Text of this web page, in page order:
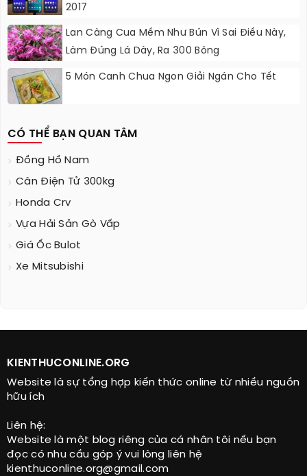
2017
Lan Càng Cua Mềm Như Bún Vì Sai Điều Này,
Làm Đúng Lá Dày, Ra 300 Bông
5 Món Canh Chua Ngon Giải Ngán Cho Tết
CÓ THỂ BẠN QUAN TÂM
Đồng Hồ Nam
Cân Điện Tử 300kg
Honda Crv
Vựa Hải Sản Gò Vấp
Giá Ốc Bulot
Xe Mitsubishi
KIENTHUCONLINE.ORG
Website là sự tổng hợp kiến thức online từ nhiều nguồn
hữu ích
Liên hệ:
Website là một blog riêng của cá nhân tôi nếu bạn
đọc có nhu cầu góp ý vui lòng liên hệ
kienthuconline.org@gmail.com